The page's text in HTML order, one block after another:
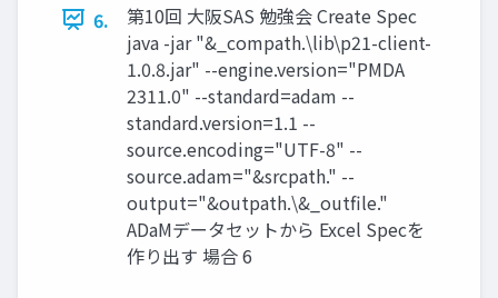
6.
第10回 大阪SAS 勉強会 Create Spec
java -jar "&_compath.\lib\p21-client-
1.0.8.jar" --engine.version="PMDA
2311.0" --standard=adam --
standard.version=1.1 --
source.encoding="UTF-8" --
source.adam="&srcpath." --
output="&outpath.\&_outfile."
ADaMデータセットから Excel Specを
作り出す 場合 6